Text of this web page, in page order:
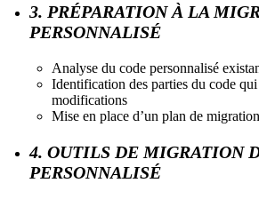
3. PRÉPARATION À LA
PERSONNALISÉ
Analyse du code personnalisé
Identification des parties du code qui
modifications
Mise en place d’un plan de migration
4. OUTILS DE MIGRATION
PERSONNALISÉ